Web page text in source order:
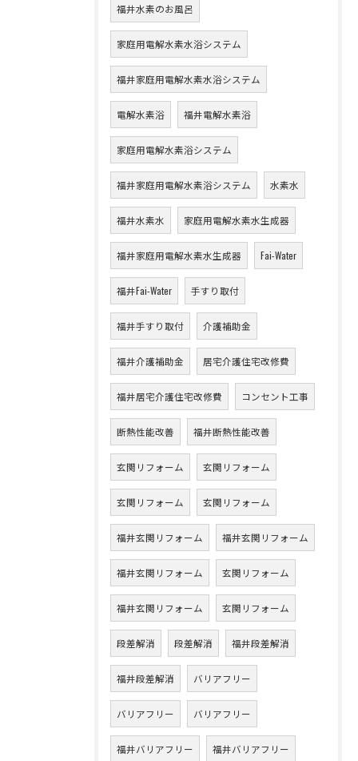
福井水素のお風呂
家庭用電解水素水浴システム
福井家庭用電解水素水浴システム
電解水素浴 福井電解水素浴
家庭用電解水素浴システム
福井家庭用電解水素浴システム 水素水
福井水素水 家庭用電解水素水生成器
福井家庭用電解水素水生成器 Fai-Water
福井Fai-Water 手すり取付
福井手すり取付 介護補助金
福井介護補助金 居宅介護住宅改修費
福井居宅介護住宅改修費 コンセント工事
断熱性能改善 福井断熱性能改善
玄関リフォーム 玄関リフォーム
玄関リフォーム 玄関リフォーム
福井玄関リフォーム 福井玄関リフォーム
福井玄関リフォーム 玄関リフォーム
福井玄関リフォーム 玄関リフォーム
段差解消 段差解消 福井段差解消
福井段差解消 バリアフリー
バリアフリー バリアフリー
福井バリアフリー 福井バリアフリー